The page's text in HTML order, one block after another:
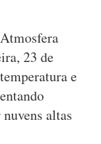
23 de
e
altas